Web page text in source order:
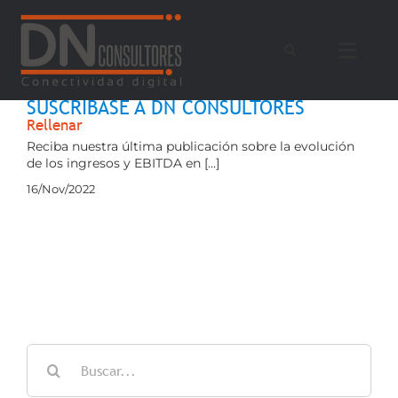
contenido
SUSCRÍBASE A DN CONSULTORES
Rellenar
Reciba nuestra última publicación sobre la evolución
de los ingresos y EBITDA en [...]
16/Nov/2022
Buscar: